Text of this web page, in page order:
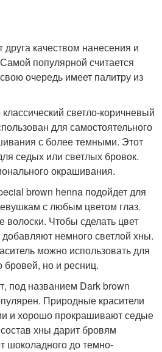
друга качеством нанесения и
популярной считается
очередь имеет палитру из
светло-коричневый
для самостоятельного
с более темными. Этот
седых или светлых бровок.
окрашивания.
brown henna подойдет для
с любым цветом глаз.
Чтобы сделать цвет
немного светлой хны.
можно использовать для
бровей, но и ресниц.
под названием Dark brown
Природные красители
и хорошо прокрашивают седые
хны дарит бровям
шоколадного до темно-